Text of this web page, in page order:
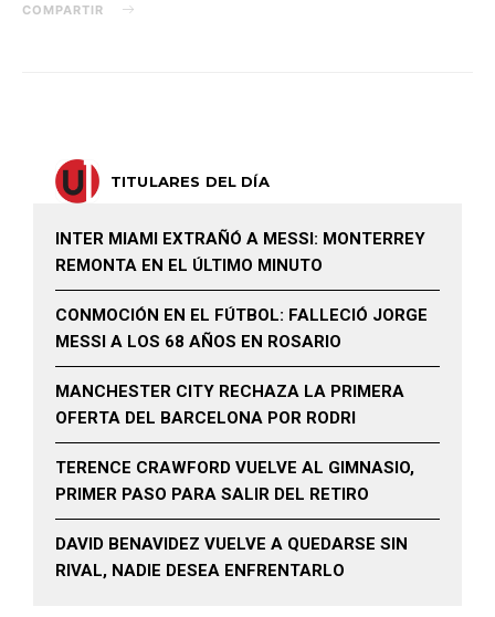
COMPARTIR
TITULARES DEL DÍA
INTER MIAMI EXTRAÑÓ A MESSI: MONTERREY
REMONTA EN EL ÚLTIMO MINUTO
CONMOCIÓN EN EL FÚTBOL: FALLECIÓ JORGE
MESSI A LOS 68 AÑOS EN ROSARIO
MANCHESTER CITY RECHAZA LA PRIMERA
OFERTA DEL BARCELONA POR RODRI
TERENCE CRAWFORD VUELVE AL GIMNASIO,
PRIMER PASO PARA SALIR DEL RETIRO
DAVID BENAVIDEZ VUELVE A QUEDARSE SIN
RIVAL, NADIE DESEA ENFRENTARLO